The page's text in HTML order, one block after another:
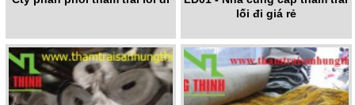
lối đi giá rẻ